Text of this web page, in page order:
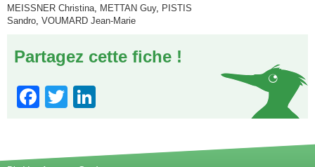
MEISSNER Christina, METTAN Guy, PISTIS
Sandro, VOUMARD Jean-Marie
Partagez cette fiche !
Facebook
Twitter